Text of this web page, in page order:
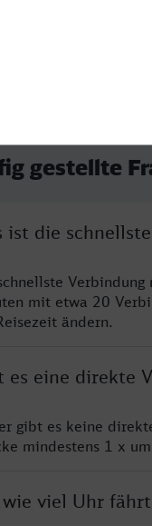
gestellte
ist die
mit etwa 20
ändern.
es eine direkte
gibt es keine
mindestens 1 x
wie viel Uhr